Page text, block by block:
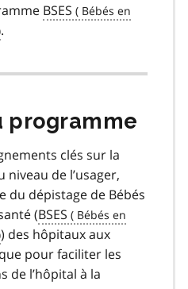
BSES
.
programme
clés sur la
de l’usager,
du dépistage de Bébés
(BSES
) des hôpitaux aux
pour faciliter les
de l’hôpital à la